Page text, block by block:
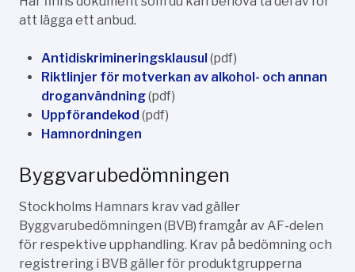
att lägga ett anbud.
Antidiskrimineringsklausul(pdf)
Riktlinjer för motverkan av alkohol- och annan
droganvändning(pdf)
Uppförandekod(pdf)
Hamnordningen
Byggvarubedömningen
Stockholms Hamnars krav vad gäller
Byggvarubedömningen (BVB) framgår av AF-delen
för respektive upphandling. Krav på bedömning och
registrering i BVB gäller för produktgrupperna